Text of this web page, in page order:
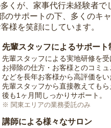
くが、家事代行未経験者で
のサポートの下、多くのキ
様を笑顔にしています。
先輩スタッフによるサポート
先輩スタッフによる実地研修を受
お掃除の仕方・お客様とのコミ
などを長年お客様から高評価を
先輩スタッフから直接教えても
後も1ヶ月間しっかりサポート。
※ 関東エリアの業務委託のみ
講師による様々なサロン